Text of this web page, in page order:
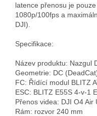
latence přenosu je
1080p/100fps a
DJI).
Specifikace:
Název produktu: Nazgul
Geometrie: DC
FC: Řídící modul BLITZ
ESC: BLITZ E55S 4-v-1
Přenos videa: DJI O4 Air
Rám: rozvor 240 mm